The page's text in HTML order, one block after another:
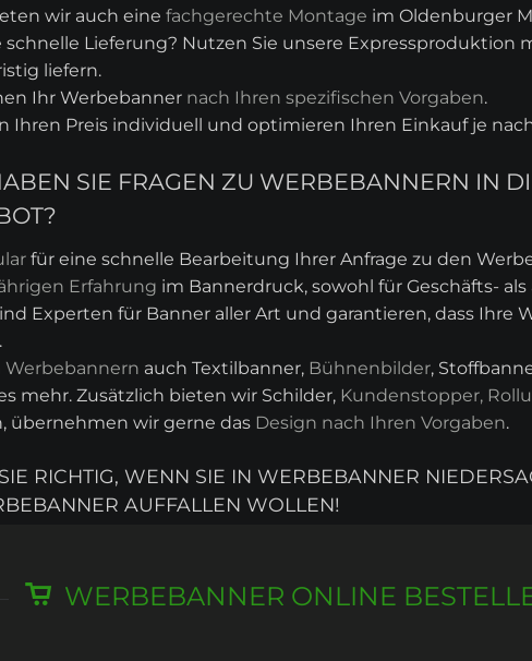
wir auch eine fachgerechte Montage im Oldenburger
schnelle Lieferung? Nutzen Sie unsere Expressproduktion
liefern.
Ihr Werbebanner nach Ihren spezifischen Vorgaben.
Ihren Preis individuell und optimieren Ihren Einkauf je
SIE FRAGEN ZU WERBEBANNERN IN
für eine schnelle Bearbeitung Ihrer Anfrage zu den
Erfahrung im Bannerdruck, sowohl für Geschäfts-
Experten für Banner aller Art und garantieren, dass Ihre
Werbebannern auch Textilbanner, Bühnenbilder,
mehr. Zusätzlich bieten wir Schilder, Kundenstopper,
übernehmen wir gerne das Design nach Ihren Vorgaben.
RICHTIG, WENN SIE IN WERBEBANNER
AUFFALLEN WOLLEN!
WERBEBANNER ONLINE